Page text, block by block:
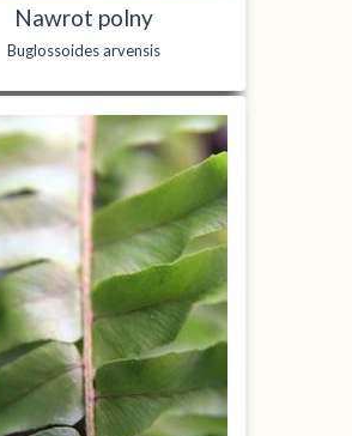
Nawrot polny
Buglossoides arvensis